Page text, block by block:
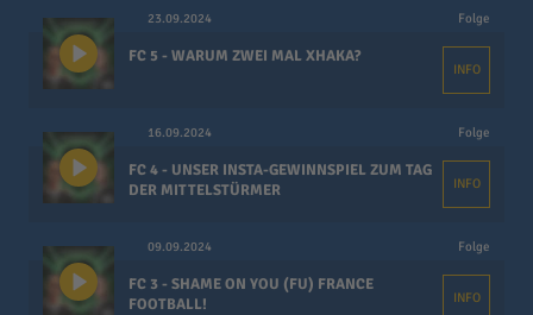
23.09.2024 Folge
FC 5 - WARUM ZWEI MAL XHAKA?
INFO
16.09.2024 Folge
FC 4 - UNSER INSTA-GEWINNSPIEL ZUM TAG
DER MITTELSTÜRMER
INFO
09.09.2024 Folge
FC 3 - SHAME ON YOU (FU) FRANCE
FOOTBALL!
INFO